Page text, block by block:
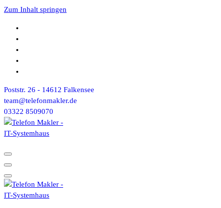
Zum Inhalt springen
Poststr. 26 - 14612 Falkensee
team@telefonmakler.de
03322 8509070